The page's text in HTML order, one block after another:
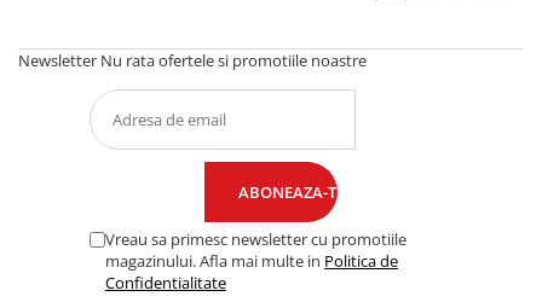
Newsletter Nu rata ofertele si promotiile noastre
Vreau sa primesc newsletter cu promotiile
magazinului. Afla mai multe in Politica de
Confidentialitate